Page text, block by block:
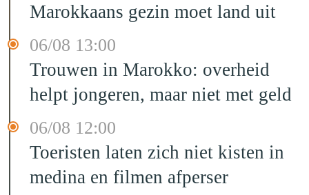
Marokkaans gezin moet land uit
06/08 13:00
Trouwen in Marokko: overheid
helpt jongeren, maar niet met geld
06/08 12:00
Toeristen laten zich niet kisten in
medina en filmen afperser